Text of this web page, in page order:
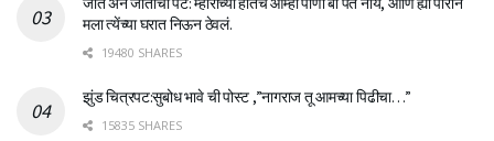
मला त्येंच्या घरात निऊन ठेवलं.
19480 SHARES
झुंड चित्रपट:सुबोध भावे ची पोस्ट ,”नागराज तू आमच्या पिढीचा…”
15835 SHARES